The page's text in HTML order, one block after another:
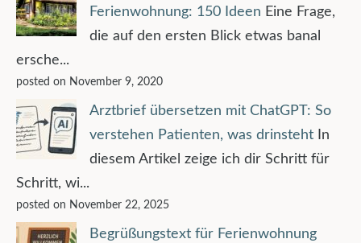
Ferienwohnung: 150 Ideen Eine Frage,
die auf den ersten Blick etwas banal
ersche...
posted on November 9, 2020
Arztbrief übersetzen mit ChatGPT: So
verstehen Patienten, was drinsteht
In
diesem Artikel zeige ich dir Schritt für
Schritt, wi...
posted on November 22, 2025
Begrüßungstext für Ferienwohnung